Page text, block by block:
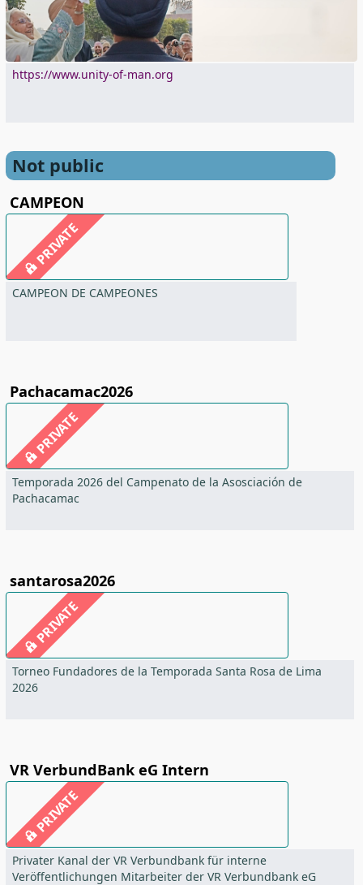
https://www.unity-of-man.org
Not public
CAMPEON
PRIVATE
CAMPEON DE CAMPEONES
Pachacamac2026
PRIVATE
Temporada 2026 del Campenato de la Asosciación de
Pachacamac
santarosa2026
PRIVATE
Torneo Fundadores de la Temporada Santa Rosa de Lima
2026
VR VerbundBank eG Intern
PRIVATE
Privater Kanal der VR Verbundbank für interne
Veröffentlichungen Mitarbeiter der VR Verbundbank eG